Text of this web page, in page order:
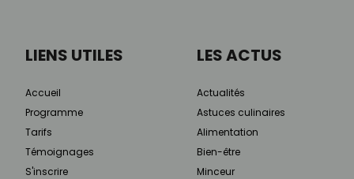
LIENS UTILES
Accueil
Programme
Tarifs
Témoignages
S'inscrire
LES ACTUS
Actualités
Astuces culinaires
Alimentation
Bien-être
Minceur